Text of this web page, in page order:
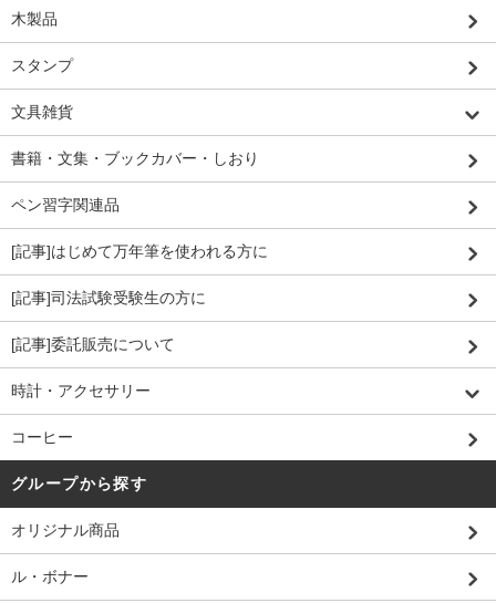
木製品
スタンプ
文具雑貨
書籍・文集・ブックカバー・しおり
ペン習字関連品
[記事]はじめて万年筆を使われる方に
[記事]司法試験受験生の方に
[記事]委託販売について
時計・アクセサリー
コーヒー
グループから探す
オリジナル商品
ル・ボナー